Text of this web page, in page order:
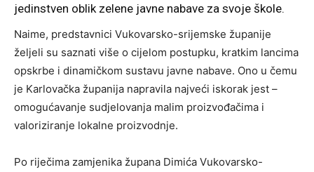
jedinstven oblik zelene javne nabave za svoje škole.
Naime, predstavnici Vukovarsko-srijemske županije
željeli su saznati više o cijelom postupku, kratkim lancima
opskrbe i dinamičkom sustavu javne nabave. Ono u čemu
je Karlovačka županija napravila najveći iskorak jest –
omogućavanje sudjelovanja malim proizvođačima i
valoriziranje lokalne proizvodnje.
Po riječima zamjenika župana Dimića Vukovarsko-